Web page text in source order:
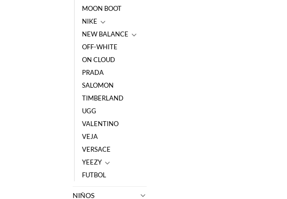
MOON BOOT
NIKE
NEW BALANCE
OFF-WHITE
ON CLOUD
PRADA
SALOMON
TIMBERLAND
UGG
VALENTINO
VEJA
VERSACE
YEEZY
FUTBOL
NIÑOS